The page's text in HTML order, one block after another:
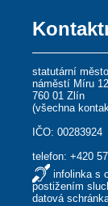
statutární
náměstí Míru 12
760 01 Zlín
(všechna
IČO: 00283924
telefon:+420
infolinka s
postižením
datová